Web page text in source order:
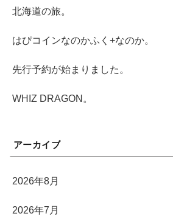
北海道の旅。
はぴコインなのかふく+なのか。
先行予約が始まりました。
WHIZ DRAGON。
アーカイブ
2026年8月
2026年7月